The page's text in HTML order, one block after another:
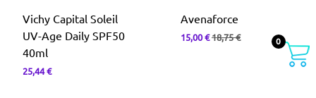
Vichy Capital Soleil
UV-Age Daily SPF50
40ml
25,44€
Avenaforce
15,00€18,75€ 0